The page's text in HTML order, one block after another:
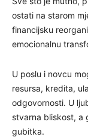
ostati na starom
financijsku
emocionalnu
U poslu i novcu
resursa, kredita,
odgovornosti. U
stvarna bliskost, a
gubitka.